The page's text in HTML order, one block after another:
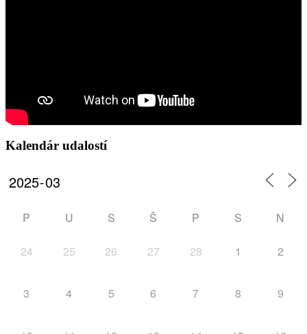
Kalendár udalostí
P U S Š P S N
24 25 26 27 28 1 2
3 4 5 6 7 8 9